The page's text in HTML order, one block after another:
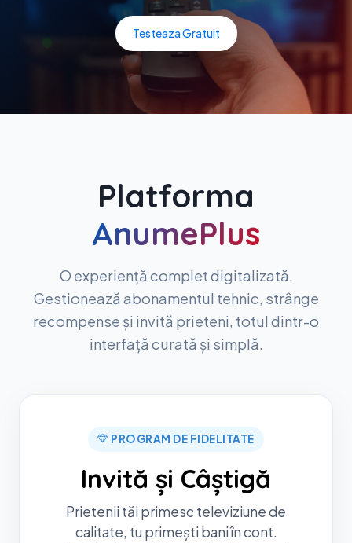
Testeaza Gratuit
Platforma
AnumePlus
O experiență complet digitalizată.
Gestionează abonamentul tehnic, strânge
recompense și invită prieteni, totul dintr-o
interfață curată și simplă.
PROGRAM DE FIDELITATE
Invită și Câștigă
Prietenii tăi primesc televiziune de
calitate, tu primești bani în cont.